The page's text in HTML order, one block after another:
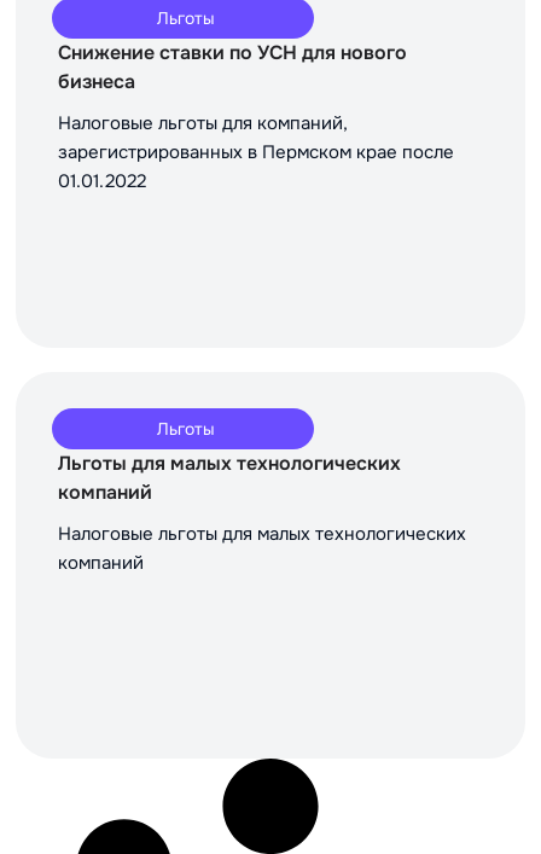
Льготы
Снижение ставки по УСН для нового
бизнеса
Налоговые льготы для компаний,
зарегистрированных в Пермском крае после
01.01.2022
Льготы
Льготы для малых технологических
компаний
Налоговые льготы для малых технологических
компаний